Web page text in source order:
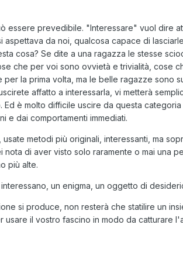
essere prevedibile. "Interessare" vuol dire
da noi, qualcosa capace di
cosa? Se dite a una ragazza le stesse
che per voi sono ovvietà e trivialità, cose
la prima volta, ma le belle ragazze sono
affatto a interessarla, vi metterà
è molto difficile uscire da questa
e dai comportamenti immediati.
metodi più originali, interessanti, ma
di aver visto solo raramente o mai una
più alte.
un enigma, un oggetto di
si produce, non resterà che statilire un
il vostro fascino in modo da catturare